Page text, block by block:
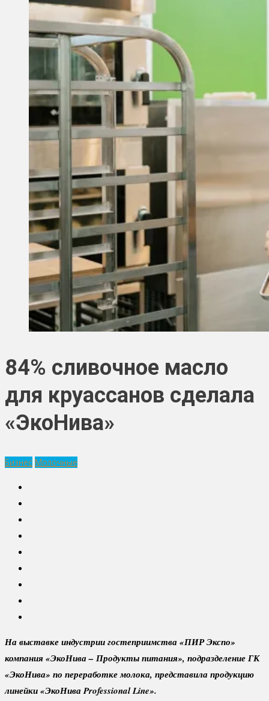
84% сливочное масло
для круассанов сделала
«ЭкоНива»
Бизнес Молочные
На выставке индустрии гостеприимства «ПИР Экспо»
компания «ЭкоНива – Продукты питания», подразделение ГК
«ЭкоНива» по переработке молока, представила продукцию
линейки «ЭкоНива Professional Line».